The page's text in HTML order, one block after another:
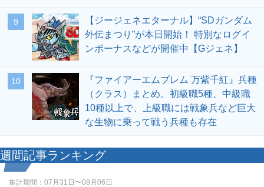
9
【ジージェネエターナル】“SDガンダム
外伝まつり”が本日開始！ 特別なログイ
ンボーナスなどが開催中【Gジェネ】
10
『ファイアーエムブレム 万紫千紅』兵種
（クラス）まとめ。初級職5種、中級職
10種以上で、上級職には戦象兵など巨大
な生物に乗って戦う兵種も存在
週間記事ランキング
集計期間： 07月31日〜08月06日